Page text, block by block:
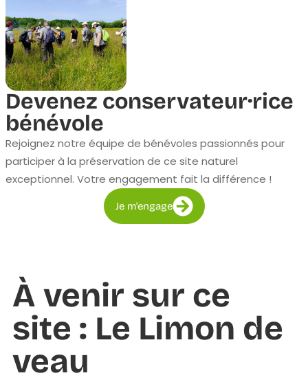
Devenez conservateur·rice
bénévole
Rejoignez notre équipe de bénévoles passionnés pour
participer à la préservation de ce site naturel
exceptionnel. Votre engagement fait la différence !
Je m'engage
À venir sur ce
site : Le Limon de
veau